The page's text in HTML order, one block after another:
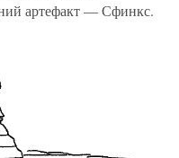
артефакт — Сфинкс.